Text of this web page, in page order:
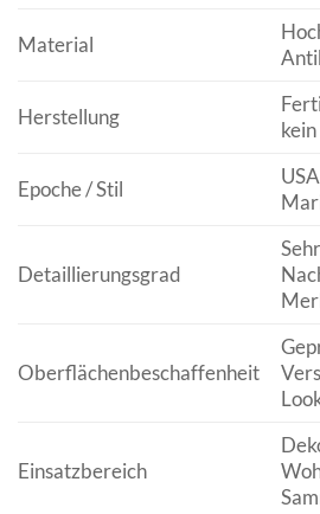
Material
Herstellung
Epoche / Stil
Detaillierungsgrad
Oberflächenbeschaffenheit
Einsatzbereich